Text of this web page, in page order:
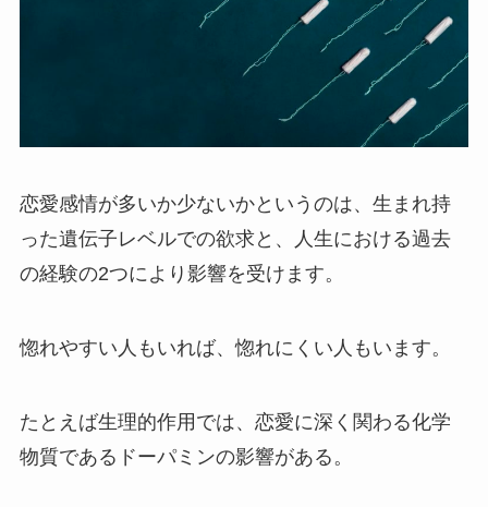
恋愛感情が多いか少ないかというのは、生まれ持
った遺伝子レベルでの欲求と、人生における過去
の経験の2つにより影響を受けます。
惚れやすい人もいれば、惚れにくい人もいます。
たとえば生理的作用では、恋愛に深く関わる化学
物質であるドーパミンの影響がある。